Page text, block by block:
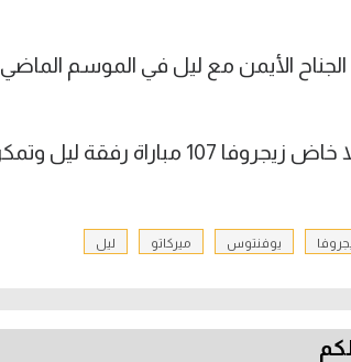
الأيمن مع ليل في الموسم الماضي 21 مباراة وسجل 8 أهداف وصنع هدفين.
مباراة رفقة ليل وتمكن من تسجيل 26 هدفا وصنع 18 آخرين.
يوفنتوس ميركاتو ليل